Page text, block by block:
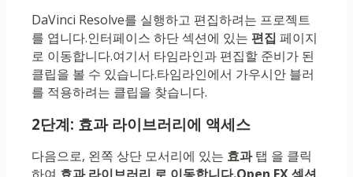
DaVinci Resolve를 실행하고 편집하려는 프로젝트
를 엽니다.인터페이스 하단 섹션에 있는 편집 페이지
로 이동합니다.여기서 타임라인과 편집할 준비가 된
클립을 볼 수 있습니다.타임라인에서 가우시안 블러
를 적용하려는 클립을 찾습니다.
2단계: 효과 라이브러리에 액세스
다음으로, 왼쪽 상단 모서리에 있는 효과탭 을 클릭